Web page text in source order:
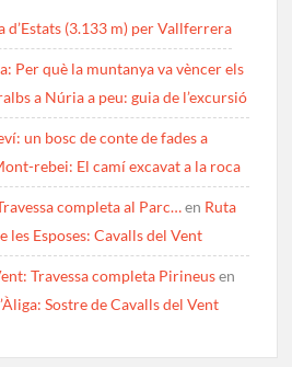
d’Estats (3.133 m) per Vallferrera
Per què la muntanya va vèncer els
a Núria a peu: guia de l’excursió
un bosc de conte de fades a
rebei: El camí excavat a la roca
completa al Parc…en Ruta
les Esposes: Cavalls del Vent
Travessa completa Pirineusen
Sostre de Cavalls del Vent